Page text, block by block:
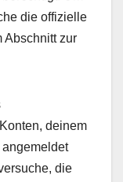
die offizielle
Abschnitt zur
deinem
die